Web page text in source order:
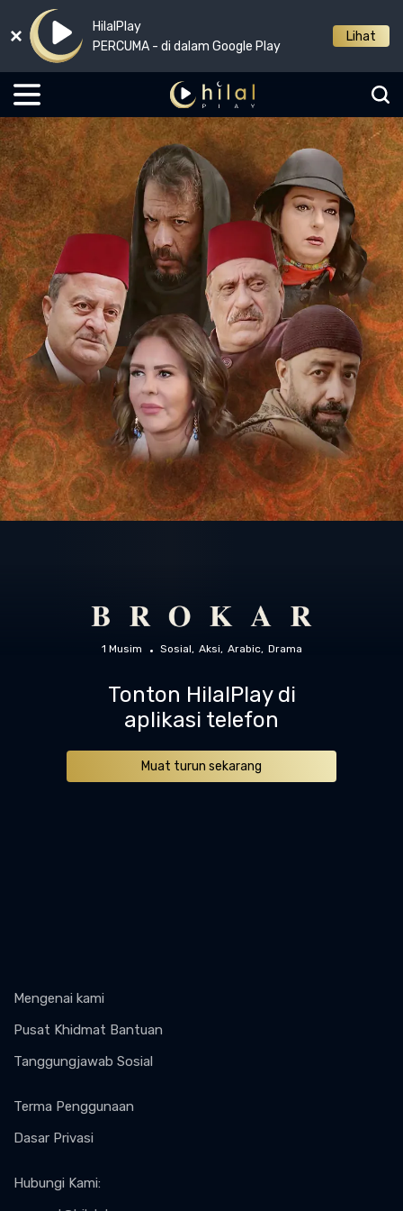
HilalPlay
PERCUMA - di dalam Google Play
Lihat
1 Musim Sosial Aksi Arabic Drama
Tonton HilalPlay di
aplikasi telefon
Muat turun sekarang
Mengenai kami
Pusat Khidmat Bantuan
Tanggungjawab Sosial
Terma Penggunaan
Dasar Privasi
Hubungi Kami: